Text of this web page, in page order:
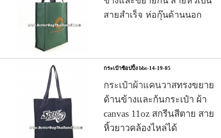
สายสำเร็จ ห่อกุ๊นด้านนอก
กระเป๋าช้อปปิ้ง bbt-14-19-05
กระเป๋าผ้าแคนวาสทรงขยาย
ด้านข้างและก้นกระเป๋า ผ้า
canvas 11oz สกรีนสีตาย สาย
หิ้วยาวคล้องไหล่ได้